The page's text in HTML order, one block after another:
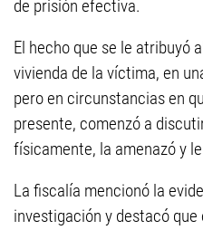
de prisión efectiva.
El hecho que se le atribuyó
vivienda de la víctima, en
pero en circunstancias en
presente, comenzó a
físicamente, la amenazó y
La fiscalía mencionó la
investigación y destacó